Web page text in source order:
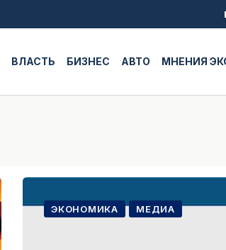
ВЛАСТЬ БИЗНЕС АВТО МНЕНИЯ
ЭКОНОМИКА МЕДИА